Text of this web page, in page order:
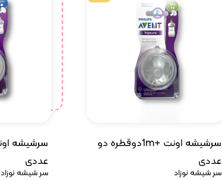
عددی
سر شیشه نوزاد
سرشیشه اونت +1mدوقطره دو
عددی
سر شیشه نوزاد